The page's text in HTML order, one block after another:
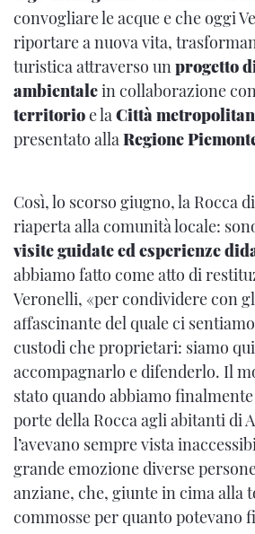
convogliare le acque e che oggi
riportare a nuova vita,
turistica attraverso un progetto
ambientalein collaborazione
territorioe la Città
presentato alla Regione
Così, lo scorso giugno, la Rocca
riaperta alla comunità locale:
visite guidate ed esperienze
abbiamo fatto come atto di
Veronelli, «per condividere con
affascinante del quale ci
custodi che proprietari: siamo
accompagnarlo e difenderlo. Il
stato quando abbiamo
porte della Rocca agli abitanti di
l’avevano sempre vista
grande emozione diverse
anziane, che, giunte in cima alla
commosse per quanto potevano